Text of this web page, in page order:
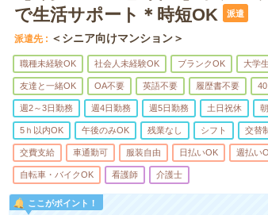
で生活サポート＊時短OK
派遣
派遣先 ＜シニア向けマンション＞
職種未経験OK 社会人未経験OK ブランクOK 大学
友達と一緒OK OA不要 英語不要 履歴書不要
週2～3日勤務 週4日勤務 週5日勤務 土日祝休
5ｈ以内OK 午後のみOK 残業なし シフト 交替
交費支給 車通勤可 服装自由 日払いOK 週払い
自転車・バイクOK 看護師 介護士
ここがポイント！